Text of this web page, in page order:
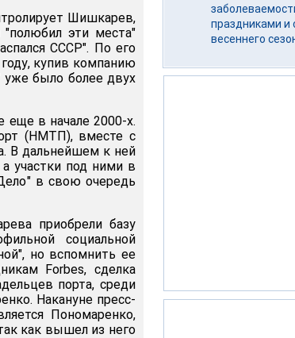
Шишкарев,
эти места"
СССР". По его
купив компанию
было более двух
в начале 2000-х.
(НМТП), вместе с
В дальнейшем к ней
участки под ними в
в свою очередь
приобрели базу
социальной
но вспомнить ее
Forbes, сделка
порта, среди
Накануне пресс-
Пономаренко,
как вышел из него
праздниками и
весеннего